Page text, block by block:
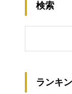
検索
ランキ